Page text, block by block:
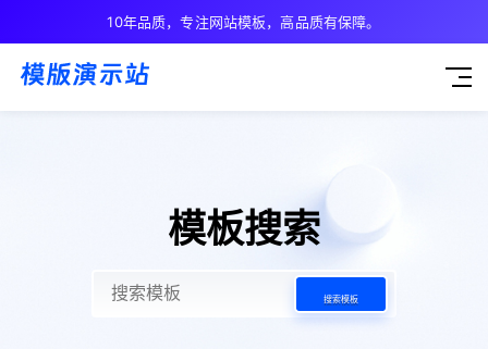
10年品质，专注网站模板，高品质有保障。
模板搜索
搜索模板